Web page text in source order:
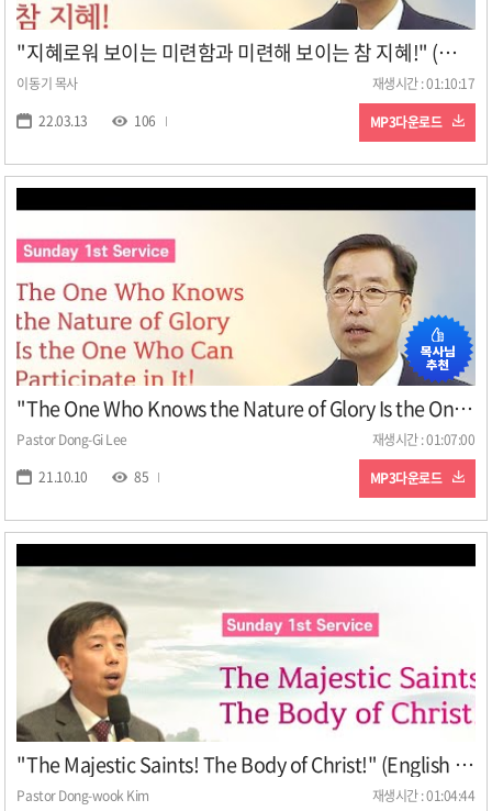
"지혜로워 보이는 미련함과 미련해 보이는 참 지혜!" (주일 2부 설교: 이동기 목사, 일시: 22. 3. 13)
이동기 목사
재생시간 : 01:10:17
22.03.13
106 MP3다운로드
"The One Who Knows the Nature of Glory Is the One Who Can Participate in It!" Sunday Sermon
Pastor Dong-Gi Lee
재생시간 : 01:07:00
21.10.10
85 MP3다운로드
"The Majestic Saints! The Body of Christ!" (English Version, Pastor Dong-wook Kim, December 20, 2020)
Pastor Dong-wook Kim
재생시간 : 01:04:44